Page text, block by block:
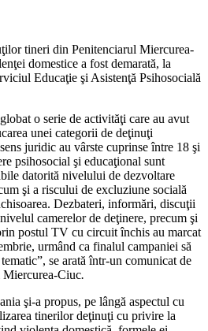
tineri din Penitenciarul Miercurea-
domestice a fost demarată, la
Educaţie şi Asistenţă Psihosocială
o serie de activităţi care au avut
unei categorii de deţinuţi
juridic au vârste cuprinse între 18 şi
psihosocial şi educaţional sunt
datorită nivelului de dezvoltare
şi a riscului de excluziune socială
Dezbateri, informări, discuţii
camerelor de deţinere, precum şi
postul TV cu circuit închis au marcat
urmând ca finalul campaniei să
se arată într-un comunicat de
Miercurea-Ciuc.
şi-a propus, pe lângă aspectul cu
tinerilor deţinuţi cu privire la